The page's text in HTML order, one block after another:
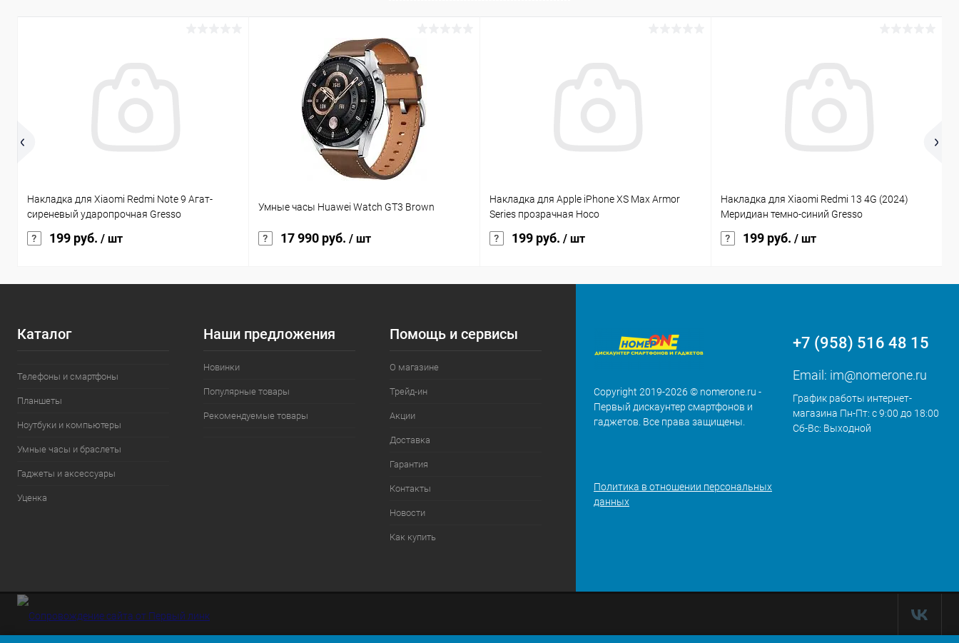
Накладка для Xiaomi Redmi Note 9 Агат-
сиреневый ударопрочная Gresso
199 руб. / шт
Умные часы Huawei Watch GT3 Brown
17 990 руб. / шт
Накладка для Apple iPhone XS Max Armor
Series прозрачная Hoco
199 руб. / шт
Накладка для Xiaomi Redmi 13 4G (2024)
Меридиан темно-синий Gresso
199 руб. / шт
Каталог
Телефоны и смартфоны
Планшеты
Ноутбуки и компьютеры
Умные часы и браслеты
Гаджеты и аксессуары
Уценка
Наши предложения
Новинки
Популярные товары
Рекомендуемые товары
Помощь и сервисы
О магазине
Трейд-ин
Акции
Доставка
Гарантия
Контакты
Новости
Как купить
Copyright 2019-2026 © nomerone.ru -
Первый дискаунтер смартфонов и
гаджетов. Все права защищены.
Политика в отношении персональных
данных
+7 (958) 516 48 15
Email: im@nomerone.ru
График работы интернет-
магазина Пн-Пт: с 9:00 до 18:00
Сб-Вс: Выходной